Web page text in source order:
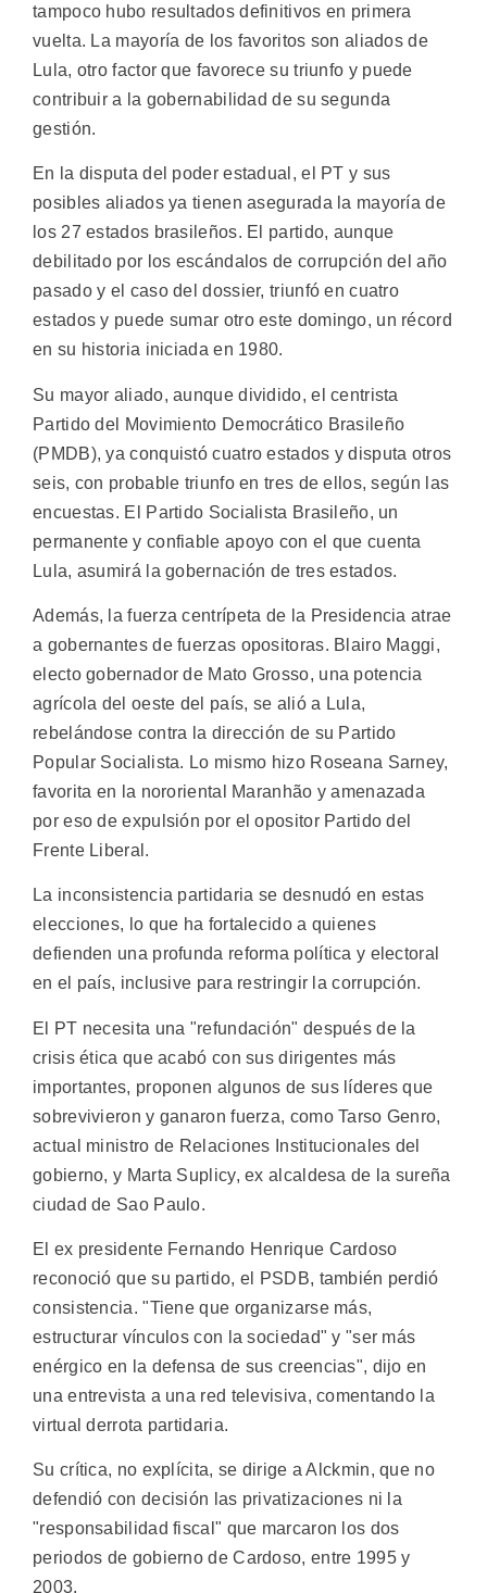
tampoco hubo resultados definitivos en primera
vuelta. La mayoría de los favoritos son aliados de
Lula, otro factor que favorece su triunfo y puede
contribuir a la gobernabilidad de su segunda
gestión.
En la disputa del poder estadual, el PT y sus
posibles aliados ya tienen asegurada la mayoría de
los 27 estados brasileños. El partido, aunque
debilitado por los escándalos de corrupción del año
pasado y el caso del dossier, triunfó en cuatro
estados y puede sumar otro este domingo, un récord
en su historia iniciada en 1980.
Su mayor aliado, aunque dividido, el centrista
Partido del Movimiento Democrático Brasileño
(PMDB), ya conquistó cuatro estados y disputa otros
seis, con probable triunfo en tres de ellos, según las
encuestas. El Partido Socialista Brasileño, un
permanente y confiable apoyo con el que cuenta
Lula, asumirá la gobernación de tres estados.
Además, la fuerza centrípeta de la Presidencia atrae
a gobernantes de fuerzas opositoras. Blairo Maggi,
electo gobernador de Mato Grosso, una potencia
agrícola del oeste del país, se alió a Lula,
rebelándose contra la dirección de su Partido
Popular Socialista. Lo mismo hizo Roseana Sarney,
favorita en la nororiental Maranhão y amenazada
por eso de expulsión por el opositor Partido del
Frente Liberal.
La inconsistencia partidaria se desnudó en estas
elecciones, lo que ha fortalecido a quienes
defienden una profunda reforma política y electoral
en el país, inclusive para restringir la corrupción.
El PT necesita una "refundación" después de la
crisis ética que acabó con sus dirigentes más
importantes, proponen algunos de sus líderes que
sobrevivieron y ganaron fuerza, como Tarso Genro,
actual ministro de Relaciones Institucionales del
gobierno, y Marta Suplicy, ex alcaldesa de la sureña
ciudad de Sao Paulo.
El ex presidente Fernando Henrique Cardoso
reconoció que su partido, el PSDB, también perdió
consistencia. "Tiene que organizarse más,
estructurar vínculos con la sociedad" y "ser más
enérgico en la defensa de sus creencias", dijo en
una entrevista a una red televisiva, comentando la
virtual derrota partidaria.
Su crítica, no explícita, se dirige a Alckmin, que no
defendió con decisión las privatizaciones ni la
"responsabilidad fiscal" que marcaron los dos
periodos de gobierno de Cardoso, entre 1995 y
2003.